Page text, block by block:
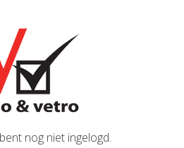
bent nog niet ingelogd.